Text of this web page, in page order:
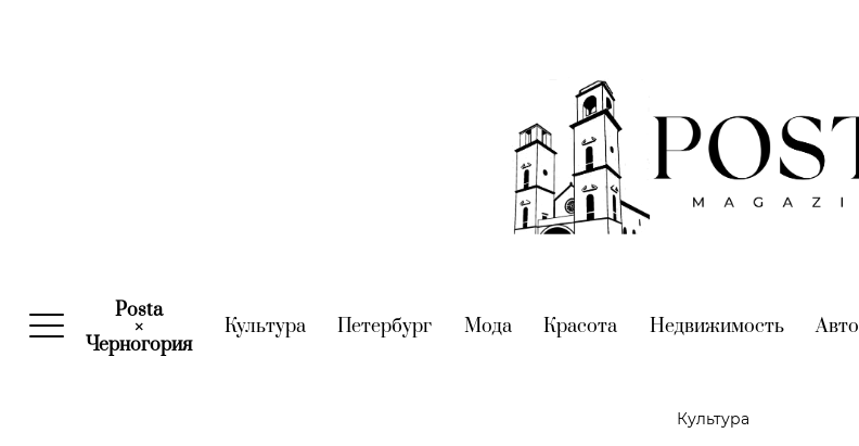
Posta
×
Черногория(current)
Культура(current)
Петербург (current)
Мода(current)
Красота (current)
Недвижимость(current)
Авто
Культура